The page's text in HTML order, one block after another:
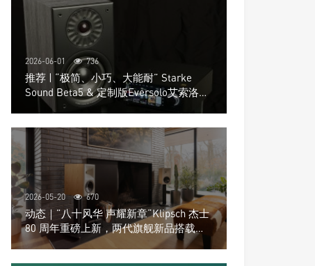
2026-06-01 736
推荐 | “极简、小巧、大能耐” Starke
Sound Beta5 & 定制版Eversolo艾索洛
Play音响组合
2026-05-20 670
动态｜”八十风华 声耀新章“Klipsch 杰士
80 周年重磅上新，两代旗舰新品搭载硬
核配置音质再升级